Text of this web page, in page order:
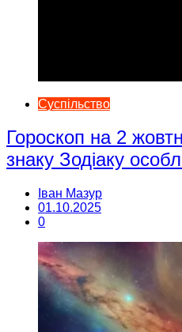
Суспільство
Гороскоп на 2
знаку Зодіаку
Іван Мазур
01.10.2025
0